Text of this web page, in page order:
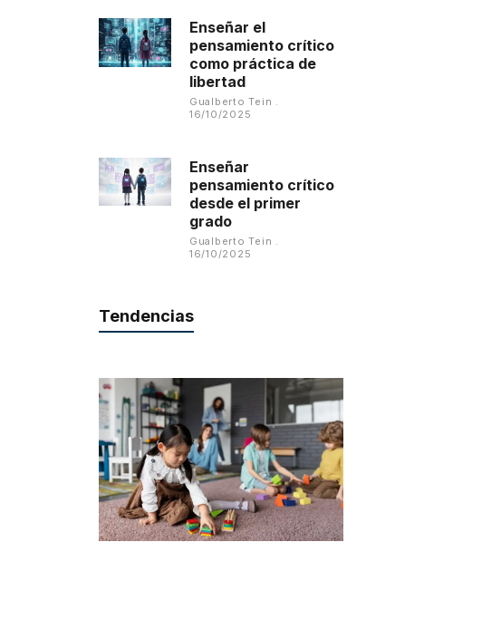
Enseñar el
pensamiento crítico
como práctica de
libertad
Gualberto Tein
16/10/2025
Enseñar
pensamiento crítico
desde el primer
grado
Gualberto Tein
16/10/2025
Tendencias